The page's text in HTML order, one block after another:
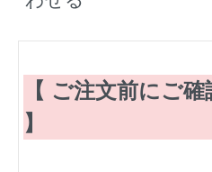
【 ご注文前にご
】